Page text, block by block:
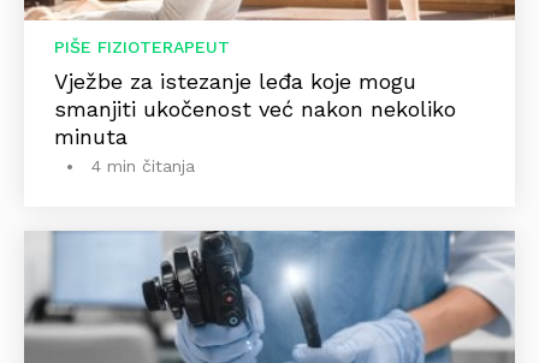
PIŠE FIZIOTERAPEUT
Vježbe za istezanje leđa koje mogu
smanjiti ukočenost već nakon nekoliko
minuta
4 min čitanja